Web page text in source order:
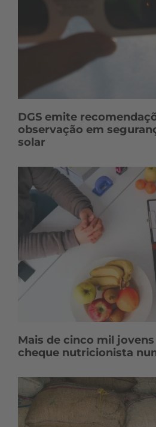
DGS emite
observação em
solar
Mais de cinco mil
cheque nutricionista